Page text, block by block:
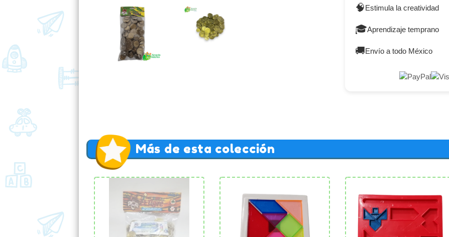
🧠Estimula la creatividad
🎓Aprendizaje temprano
🚚Envío a todo México
Más de esta colección